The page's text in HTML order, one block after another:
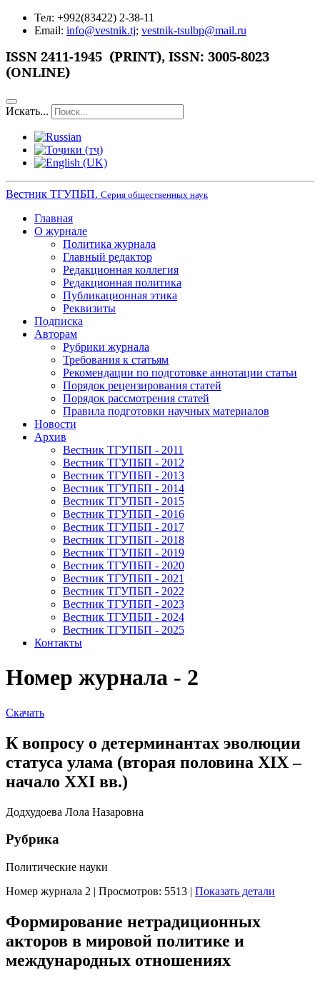
Тел: +992(83422) 2-38-11
Email: info@vestnik.tj; vestnik-tsulbp@mail.ru
ISSN 2411-1945 (PRINT), ISSN: 3005-8023
(ONLINE)
Искать...
Вестник ТГУПБП. Серия общественных наук
Главная
О журнале
Политика журнала
Главный редактор
Редакционная коллегия
Редакционная политика
Публикационная этика
Реквизиты
Подписка
Авторам
Рубрики журнала
Требования к статьям
Рекомендации по подготовке аннотации статьи
Порядок рецензирования статей
Порядок рассмотрения статей
Правила подготовки научных материалов
Новости
Архив
Вестник ТГУПБП - 2011
Вестник ТГУПБП - 2012
Вестник ТГУПБП - 2013
Вестник ТГУПБП - 2014
Вестник ТГУПБП - 2015
Вестник ТГУПБП - 2016
Вестник ТГУПБП - 2017
Вестник ТГУПБП - 2018
Вестник ТГУПБП - 2019
Вестник ТГУПБП - 2020
Вестник ТГУПБП - 2021
Вестник ТГУПБП - 2022
Вестник ТГУПБП - 2023
Вестник ТГУПБП - 2024
Вестник ТГУПБП - 2025
Контакты
Номер журнала - 2
Скачать
К вопросу о детерминантах эволюции
статуса улама (вторая половина XIX –
начало XXI вв.)
Додхудоева Лола Назаровна
Рубрика
Политические науки
Номер журнала 2 | Просмотров: 5513 | Показать детали
Формирование нетрадиционных
акторов в мировой политике и
международных отношениях